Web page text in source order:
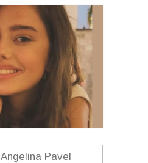
Angelina Pavel